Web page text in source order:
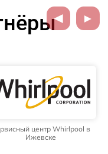
центр Whirlpool в
Ижевске